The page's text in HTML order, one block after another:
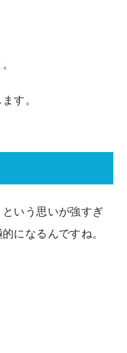
す。
いう思いが強すぎ
になるんですね。